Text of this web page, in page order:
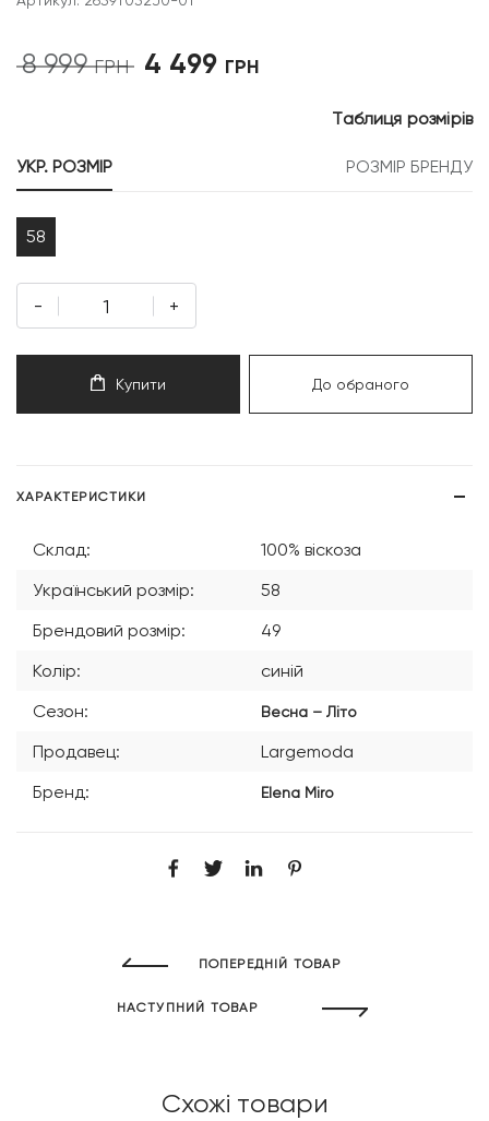
8 999ГРН
Оригінальна
4 499 ГРН
УКР. РОЗМІР
РОЗМІР БРЕНДУ
Таблиця розмірів
58
- +
Купити До обраного
ХАРАКТЕРИСТИКИ
Склад:
100% віскоза
Український розмір:
58
Брендовий розмір:
49
Колір:
синій
Сезон:
Весна – Літо
Продавец:
Largemoda
Бренд:
Elena Miro
ПОПЕРЕДНІЙ ТОВАР
НАСТУПНИЙ ТОВАР
Схожі товари